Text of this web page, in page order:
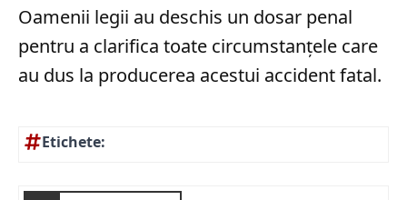
Oamenii legii au deschis un dosar penal
pentru a clarifica toate circumstanțele care
au dus la producerea acestui accident fatal.
Etichete: